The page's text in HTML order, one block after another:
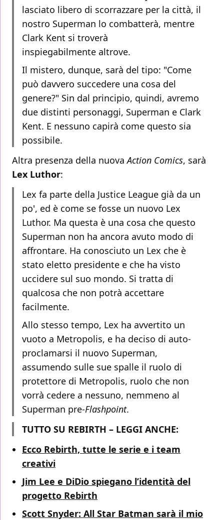
lasciato libero di scorrazzare per la città, il
nostro Superman lo combatterà, mentre
Clark Kent si troverà
inspiegabilmente altrove.
Il mistero, dunque, sarà del tipo: "Come
può davvero succedere una cosa del
genere?" Sin dal principio, quindi, avremo
due distinti personaggi, Superman e Clark
Kent. E nessuno capirà come questo sia
possibile.
Altra presenza della nuovaAction Comics, sarà
Lex Luthor:
Lex fa parte della Justice League già da un
po', ed è come se fosse un nuovo Lex
Luthor. Ma questa è una cosa che questo
Superman non ha ancora avuto modo di
affrontare. Ha conosciuto un Lex che è
stato eletto presidente e che ha visto
uccidere sul suo mondo. Si tratta di
qualcosa che non potrà accettare
facilmente.
Allo stesso tempo, Lex ha avvertito un
vuoto a Metropolis, e ha deciso di auto-
proclamarsi il nuovo Superman,
assumendo sulle sue spalle il ruolo di
protettore di Metropolis, ruolo che non
vorrà cedere a nessuno, nemmeno al
Superman pre-Flashpoint.
TUTTO SU REBIRTH – LEGGI ANCHE:
Ecco Rebirth, tutte le serie e i team
creativi
Jim Lee e DiDio spiegano l’identità del
progetto Rebirth
Scott Snyder: All Star Batman sarà il mio